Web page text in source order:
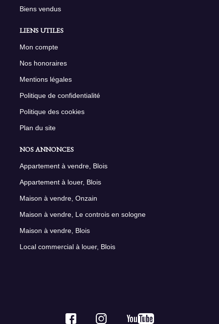
Biens vendus
LIENS UTILES
Mon compte
Nos honoraires
Mentions légales
Politique de confidentialité
Politique des cookies
Plan du site
NOS ANNONCES
Appartement à vendre, Blois
Appartement à louer, Blois
Maison à vendre, Onzain
Maison à vendre, Le controis en sologne
Maison à vendre, Blois
Local commercial à louer, Blois